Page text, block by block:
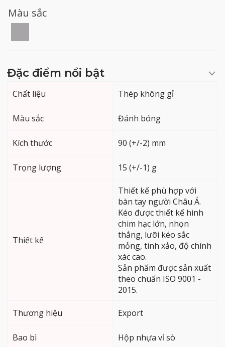
Màu sắc
Đặc điểm nổi bật
Chất liệu Thép không gỉ
Màu sắc Đánh bóng
Kích thước 90 (+/-2) mm
Trọng lượng 15 (+/-1) g
Thiết kế
Thiết kế phù hợp với
bàn tay người Châu Á.
Kéo được thiết kế hình
chim hạc lớn, nhọn
thẳng, lưỡi kéo sắc
mỏng, tinh xảo, độ chính
xác cao.
Sản phẩm được sản xuất
theo chuẩn ISO 9001 -
2015.
Thương hiệu Export
Bao bì Hộp nhựa vỉ sò